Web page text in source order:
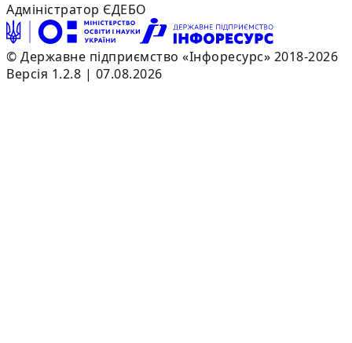
Адміністратор ЄДЕБО
© Державне підприємство «Інфоресурс» 2018-2026
Версія 1.2.8 | 07.08.2026